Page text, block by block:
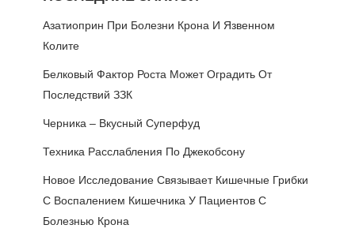
Азатиоприн При Болезни Крона И Язвенном
Колите
Белковый Фактор Роста Может Оградить От
Последствий ЗЗК
Черника – Вкусный Суперфуд
Техника Расслабления По Джекобсону
Новое Исследование Связывает Кишечные Грибки
С Воспалением Кишечника У Пациентов С
Болезнью Крона